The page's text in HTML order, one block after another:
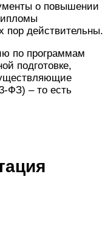
о повышении
пор действительны.
по программам
подготовке,
ФЗ) – то есть